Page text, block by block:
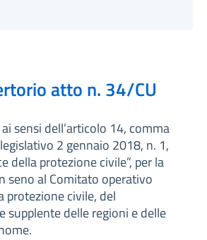
atto n. 34/CU
sensi dell’articolo 14, comma
2 gennaio 2018, n. 1,
della protezione civile”, per la
seno al Comitato operativo
protezione civile, del
supplente delle regioni e delle